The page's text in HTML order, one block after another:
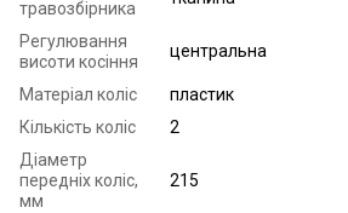
травозбірника
Регулювання
висоти косіння
центральна
Матеріал коліс
пластик
Кількість коліс
2
Діаметр
передніх коліс,
мм
215